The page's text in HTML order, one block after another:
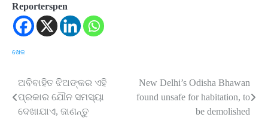
Reporterspen
ଖେଳ
Post
navigation
ଅବିବାହିତ ଝିିଅଙ୍କର ଏହି
ପ୍ରକାର ଯୌନ ସମସ୍ୟା
ଦେଖାଯାଏ, ଜାଣନ୍ତୁ
New Delhi’s Odisha Bhawan
found unsafe for habitation, to
be demolished